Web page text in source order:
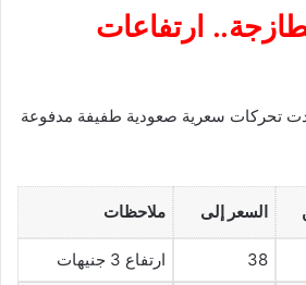
ارتفاعات
تحركات سعرية صعودية طفيفة مدفوعة
السعر إلى ملاحظات
38 ارتفاع 3 جنيهات